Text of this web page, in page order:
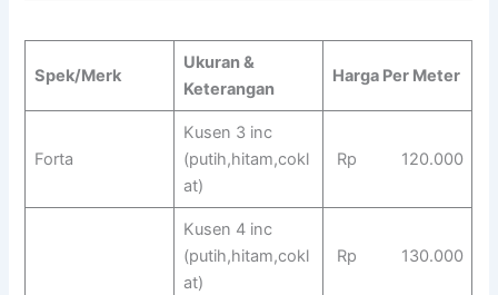
Spek/Merk
Ukuran &
Keterangan
Harga Per Meter
Forta
Kusen 3 inc
(putih,hitam,cokl
at)
Rp 120.000
Kusen 4 inc
(putih,hitam,cokl
at)
Rp 130.000